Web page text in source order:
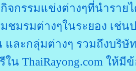
กิจกรรมแข่งต่างๆที่นำราย
ชมรมต่างๆในระยอง เช่
และกลุ่มต่างๆ รวมถึงบริษั
ใน ThaiRayong.com ใ